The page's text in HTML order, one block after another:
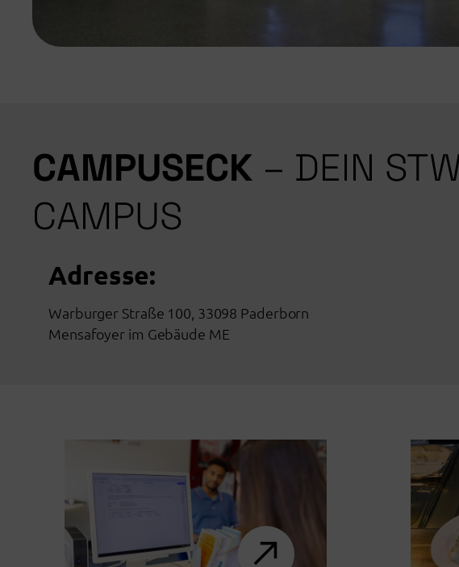
CAMPUSECK – DEIN
CAMPUS
Adresse:
Warburger Straße 100, 33098 Paderborn
Mensafoyer im Gebäude ME